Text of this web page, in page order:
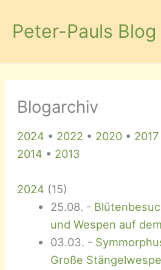
InhaltPeter-Pauls Blog
Blogarchiv
2024 • 2022 • 2020 • 2017
2014 • 2013
2024 (15)
25.08. -
und Wespen auf
03.03. -
Große Stängelwespe